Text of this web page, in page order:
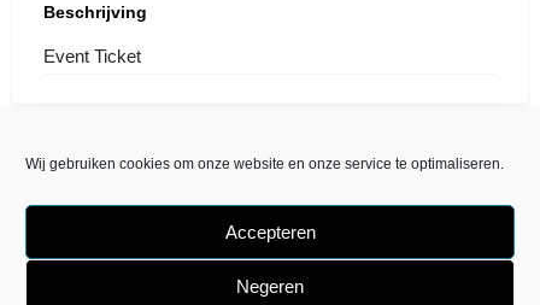
Wij gebruiken cookies om onze website en onze service te optimaliseren.
Accepteren
Negeren
Beschrijving
Event Ticket